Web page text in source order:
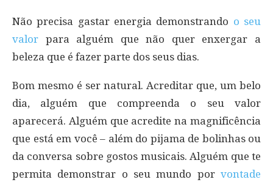
Não precisa gastar energia demonstrando o seu
valor para alguém que não quer enxergar a
beleza que é fazer parte dos seus dias.
Bom mesmo é ser natural. Acreditar que, um belo
dia, alguém que compreenda o seu valor
aparecerá. Alguém que acredite na magnificência
que está em você – além do pijama de bolinhas ou
da conversa sobre gostos musicais. Alguém que te
permita demonstrar o seu mundo porvontade